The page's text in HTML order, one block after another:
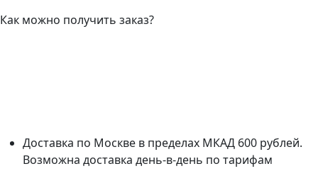
Как можно получить заказ?
Доставка по Москве в пределах МКАД 600 рублей.
Возможна доставка день-в-день по тарифам